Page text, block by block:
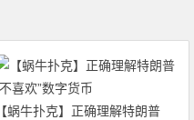
【蜗牛扑克】正确理解特朗普